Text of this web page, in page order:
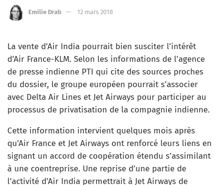
Emilie Drab 12 mars 2018
La vente d’Air India pourrait bien susciter l’intérêt
d’Air France-KLM. Selon les informations de l’agence
de presse indienne PTI qui cite des sources proches
du dossier, le groupe européen pourrait s’associer
avec Delta Air Lines et Jet Airways pour participer au
processus de privatisation de la compagnie indienne.
Cette information intervient quelques mois après
qu’Air France et Jet Airways ont renforcé leurs liens en
signant un accord de coopération étendu s’assimilant
à une coentreprise. Une reprise d’une partie de
l’activité d’Air India permettrait à Jet Airways de